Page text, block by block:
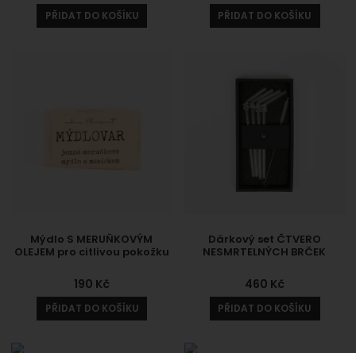
PŘIDAT DO KOŠÍKU PŘIDAT DO KOŠÍKU
Mýdlo S MERUŇKOVÝM
OLEJEM pro citlivou pokožku
190 Kč
PŘIDAT DO KOŠÍKU
Dárkový set ČTVERO
NESMRTELNÝCH BRČEK
460 Kč
PŘIDAT DO KOŠÍKU